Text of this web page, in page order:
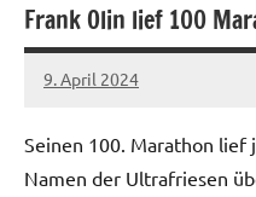
Frank Olin lief 100
9. April 2024
admin
Keine
Seinen 100. Marathon lief
Namen der Ultrafriesen